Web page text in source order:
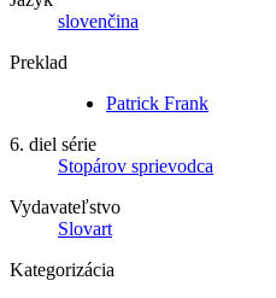
slovenčina
Preklad
Patrick Frank
6. diel série
Stopárov sprievodca
Vydavateľstvo
Slovart
Kategorizácia